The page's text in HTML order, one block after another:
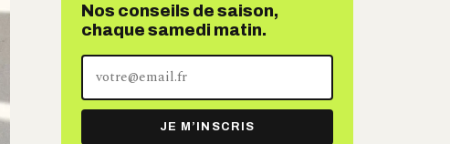
Nos conseils de saison,
chaque samedi matin.
adresse
JE M’INSCRIS